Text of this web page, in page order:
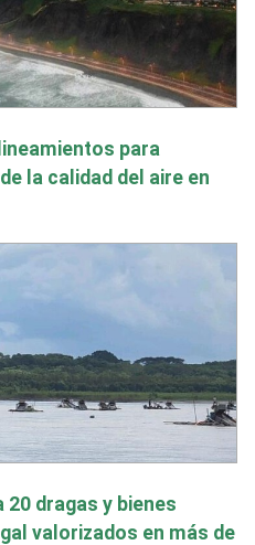
para
la calidad del aire en
dragas y bienes
valorizados en más de